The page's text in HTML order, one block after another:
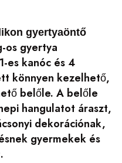
gyertyaöntő
os gyertya
es kanóc és 4
könnyen kezelhető,
belőle. A belőle
hangulatot áraszt,
dekorációnak,
gyermekek és